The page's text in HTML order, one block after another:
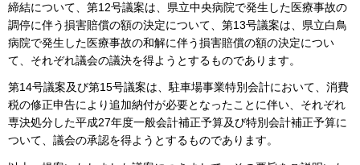
締結について、第12号議案は、県立中央病院で発生した医療事故の
調停に伴う損害賠償の額の決定について、第13号議案は、県立白鳥
病院で発生した医療事故の和解に伴う損害賠償の額の決定につい
て、それぞれ議会の議決を得ようとするものであります。
第14号議案及び第15号議案は、駐車場事業特別会計において、消費
税の修正申告により追加納付が必要となったことに伴い、それぞれ
専決処分した平成27年度一般会計補正予算及び特別会計補正予算に
ついて、議会の承認を得ようとするものであります。